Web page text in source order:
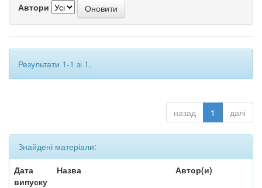
Автори
Результати 1-1 зі 1.
назад 1 далі
Знайдені матеріали:
Дата
випуску
Назва Автор(и)